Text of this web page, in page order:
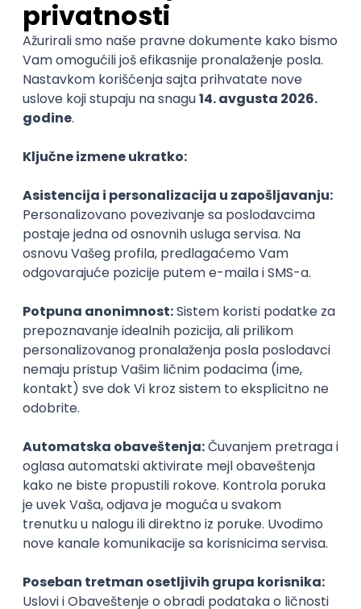
21.08.2026.
Jira Hardware Embedded
Cloud Engineer
Coming - Computer Engineering d.o.o.
Beograd | Hibrid
13.08.2026.
Linux VMware Windows Ansible
Istaknuti poslodavci
@
POSLOVI NA MAIL
POSLODAVAC
GRAD
SENIORITET
NAČIN RADA
Najnoviji poslovi svakog dana u tvom
inboxu